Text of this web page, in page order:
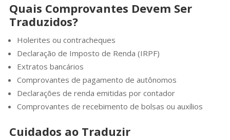
Quais Comprovantes Devem Ser
Traduzidos?
Holerites ou contracheques
Declaração de Imposto de Renda (IRPF)
Extratos bancários
Comprovantes de pagamento de autônomos
Declarações de renda emitidas por contador
Comprovantes de recebimento de bolsas ou auxílios
Cuidados ao Traduzir